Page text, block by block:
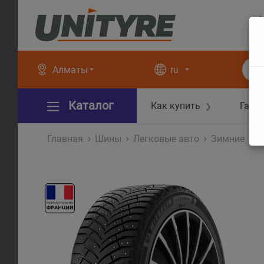
Алматы ru
Каталог Как купить ❯
Главная Шины Легковые авто Зимние